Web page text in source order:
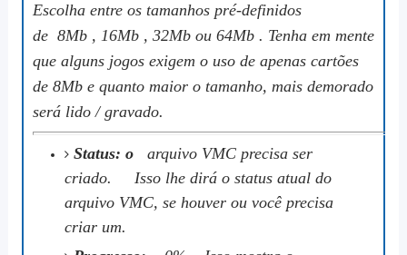
Escolha entre os tamanhos pré-definidos
de 8Mb, 16Mb, 32Mbou 64Mb. Tenha em mente
que alguns jogos exigem o uso de apenas cartões
de 8Mb e quanto maior o tamanho, mais demorado
será lido / gravado.
Status: o
arquivo VMC precisa ser
criado. Isso lhe dirá o status atual do
arquivo VMC, se houver ou você precisa
criar um.